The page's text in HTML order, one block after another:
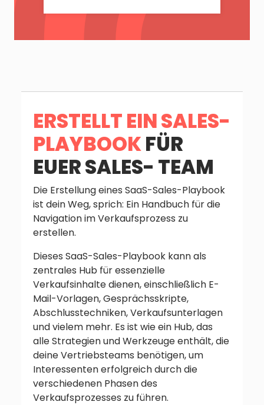
ERSTELLT EIN SALES-
PLAYBOOKFÜR
EUER SALES- TEAM
Die Erstellung eines SaaS-Sales-Playbook
ist dein Weg, sprich: Ein Handbuch für die
Navigation im Verkaufsprozess zu
erstellen.
Dieses SaaS-Sales-Playbook kann als
zentrales Hub für essenzielle
Verkaufsinhalte dienen, einschließlich E-
Mail-Vorlagen, Gesprächsskripte,
Abschlusstechniken, Verkaufsunterlagen
und vielem mehr. Es ist wie ein Hub, das
alle Strategien und Werkzeuge enthält, die
deine Vertriebsteams benötigen, um
Interessenten erfolgreich durch die
verschiedenen Phasen des
Verkaufsprozesses zu führen.